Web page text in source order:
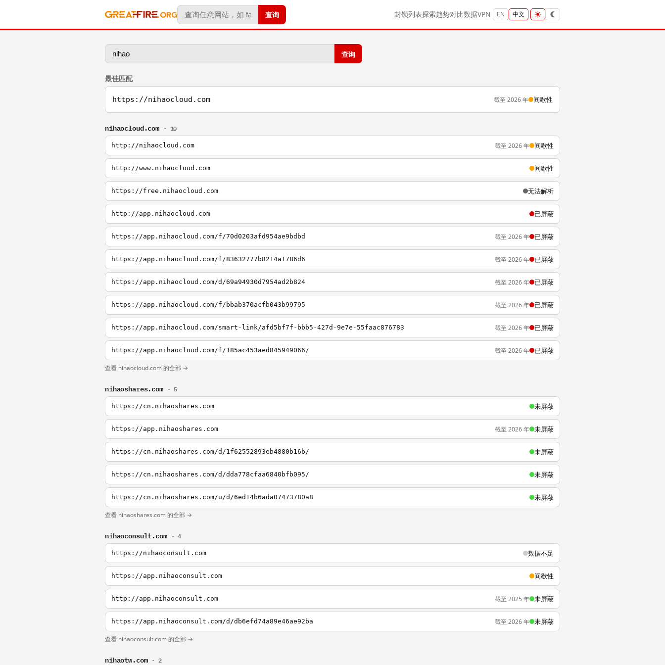
查询 封锁列表探索趋势对比数据VPN EN 中文
查询
最佳匹配
https://nihaocloud.com 截至 2026 年 间歇性
nihaocloud.com · 10
http://nihaocloud.com 截至 2026 年 间歇性
http://www.nihaocloud.com 间歇性
https://free.nihaocloud.com 无法解析
http://app.nihaocloud.com 已屏蔽
https://app.nihaocloud.com/f/70d0203afd954ae9bdbd 截至 2026 年 已屏蔽
https://app.nihaocloud.com/f/83632777b8214a1786d6 截至 2026 年 已屏蔽
https://app.nihaocloud.com/d/69a94930d7954ad2b824 截至 2026 年 已屏蔽
https://app.nihaocloud.com/f/bbab370acfb043b99795 截至 2026 年 已屏蔽
https://app.nihaocloud.com/smart-link/afd5bf7f-bbb5-427d-9e7e-55faac876783 截至 2026 年 已屏蔽
https://app.nihaocloud.com/f/185ac453aed845949066/ 截至 2026 年 已屏蔽
查看 nihaocloud.com 的全部 →
nihaoshares.com · 5
https://cn.nihaoshares.com 未屏蔽
https://app.nihaoshares.com 截至 2026 年 未屏蔽
https://cn.nihaoshares.com/d/1f62552893eb4880b16b/ 未屏蔽
https://cn.nihaoshares.com/d/dda778cfaa6840bfb095/ 未屏蔽
https://cn.nihaoshares.com/u/d/6ed14b6ada07473780a8 未屏蔽
查看 nihaoshares.com 的全部 →
nihaoconsult.com · 4
https://nihaoconsult.com 数据不足
https://app.nihaoconsult.com 间歇性
http://app.nihaoconsult.com 截至 2025 年 未屏蔽
https://app.nihaoconsult.com/d/db6efd74a89e46ae92ba 截至 2026 年 未屏蔽
查看 nihaoconsult.com 的全部 →
nihaotw.com · 2